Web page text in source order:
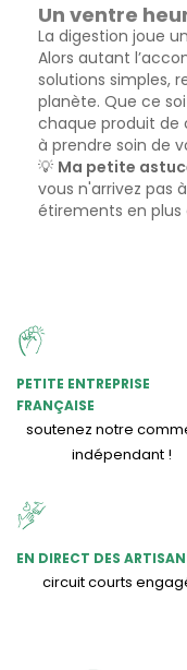
Un ventre
La digestion joue
Alors autant
solutions simples,
planète. Que ce
chaque produit
à prendre soin de
💡 Ma petite
vous n'arrivez pas
étirements en plus
PETITE ENTREPRISE
FRANÇAISE
soutenez notre
indépendant !
EN DIRECT DES
circuit courts